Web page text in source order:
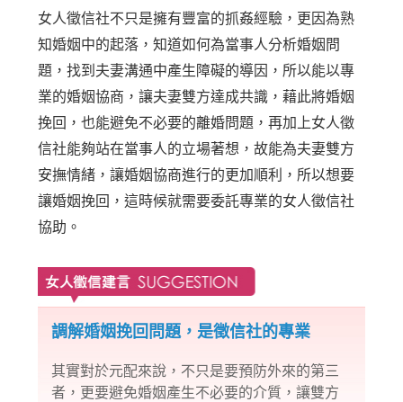
女人徵信社不只是擁有豐富的抓姦經驗，更因為熟
知婚姻中的起落，知道如何為當事人分析婚姻問
題，找到夫妻溝通中產生障礙的導因，所以能以專
業的婚姻協商，讓夫妻雙方達成共識，藉此將婚姻
挽回，也能避免不必要的離婚問題，再加上女人徵
信社能夠站在當事人的立場著想，故能為夫妻雙方
安撫情緒，讓婚姻協商進行的更加順利，所以想要
讓婚姻挽回，這時候就需要委託專業的女人徵信社
協助。
調解婚姻挽回問題，是徵信社的專業
其實對於元配來說，不只是要預防外來的第三
者，更要避免婚姻產生不必要的介質，讓雙方